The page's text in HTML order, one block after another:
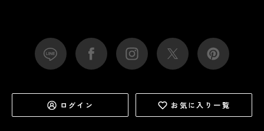
ログイン お気に入り一覧